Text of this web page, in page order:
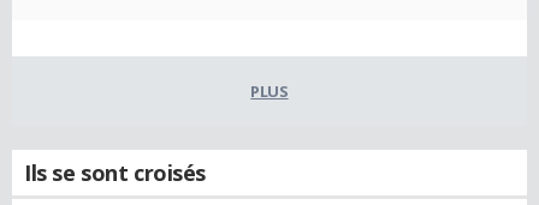
PLUS
Ils se sont croisés